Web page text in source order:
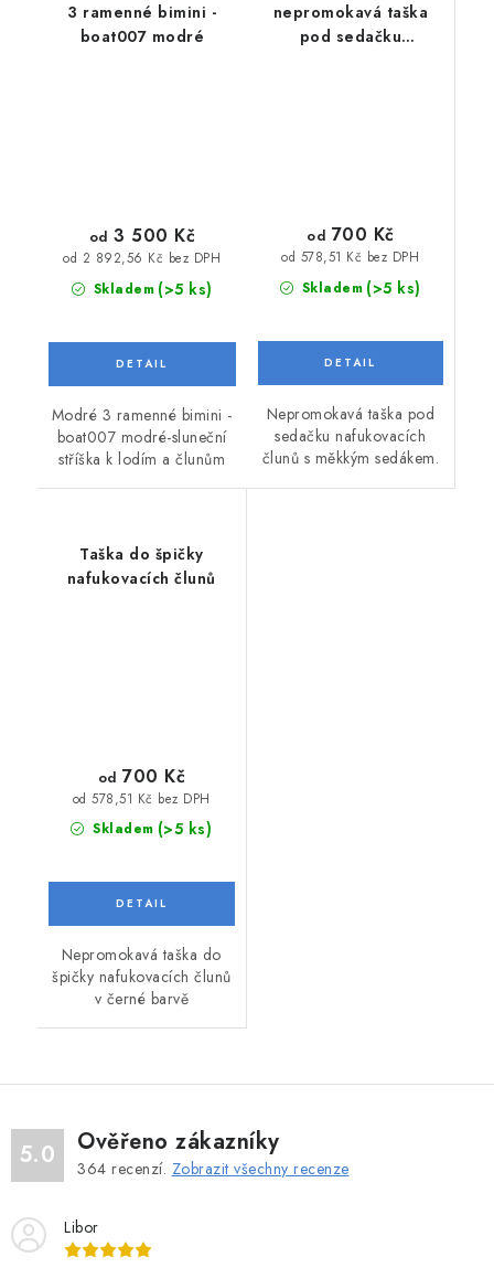
3 ramenné bimini -
boat007 modré
Skladem (>5 ks)
od 2 892,56 Kč bez DPH
od 3 500 Kč
Modré 3 ramenné bimini -
boat007 modré-sluneční
stříška k lodím a člunům
nepromokavá taška
pod sedačku
Skladem (>5 ks)
od 578,51 Kč bez DPH
od 700 Kč
Nepromokavá taška pod
sedačku nafukovacích
člunů s měkkým sedákem.
Taška do špičky
nafukovacích člunů
Skladem (>5 ks)
od 578,51 Kč bez DPH
od 700 Kč
Nepromokavá taška do
špičky nafukovacích člunů
v černé barvě
5.0 Ověřeno zákazníky
364 recenzí. Zobrazit všechny recenze
Libor